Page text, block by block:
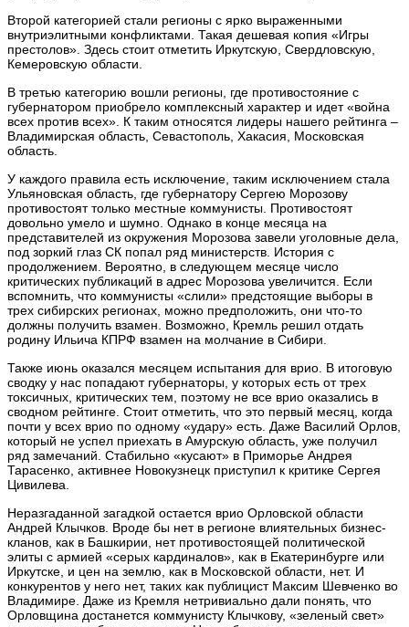
Второй категорией стали регионы с ярко выраженными
внутриэлитными конфликтами. Такая дешевая копия «Игры
престолов». Здесь стоит отметить Иркутскую, Свердловскую,
Кемеровскую области.
В третью категорию вошли регионы, где противостояние с
губернатором приобрело комплексный характер и идет «война
всех против всех». К таким относятся лидеры нашего рейтинга –
Владимирская область, Севастополь, Хакасия, Московская
область.
У каждого правила есть исключение, таким исключением стала
Ульяновская область, где губернатору Сергею Морозову
противостоят только местные коммунисты. Противостоят
довольно умело и шумно. Однако в конце месяца на
представителей из окружения Морозова завели уголовные дела,
под зоркий глаз СК попал ряд министерств. История с
продолжением. Вероятно, в следующем месяце число
критических публикаций в адрес Морозова увеличится. Если
вспомнить, что коммунисты «слили» предстоящие выборы в
трех сибирских регионах, можно предположить, они что-то
должны получить взамен. Возможно, Кремль решил отдать
родину Ильича КПРФ взамен на молчание в Сибири.
Также июнь оказался месяцем испытания для врио. В итоговую
сводку у нас попадают губернаторы, у которых есть от трех
токсичных, критических тем, поэтому не все врио оказались в
сводном рейтинге. Стоит отметить, что это первый месяц, когда
почти у всех врио по одному «удару» есть. Даже Василий Орлов,
который не успел приехать в Амурскую область, уже получил
ряд замечаний. Стабильно «кусают» в Приморье Андрея
Тарасенко, активнее Новокузнецк приступил к критике Сергея
Цивилева.
Неразгаданной загадкой остается врио Орловской области
Андрей Клычков. Вроде бы нет в регионе влиятельных бизнес-
кланов, как в Башкирии, нет противостоящей политической
элиты с армией «серых кардиналов», как в Екатеринбурге или
Иркутске, и цен на землю, как в Московской области, нет. И
конкурентов у него нет, таких как публицист Максим Шевченко во
Владимире. Даже из Кремля нетривиально дали понять, что
Орловщина достанется коммунисту Клычкову, «зеленый свет»